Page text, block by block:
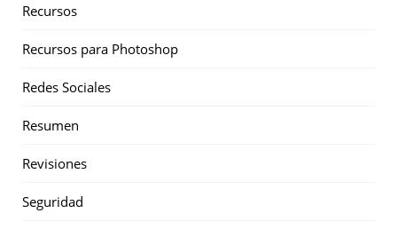
Recursos
Recursos para Photoshop
Redes Sociales
Resumen
Revisiones
Seguridad